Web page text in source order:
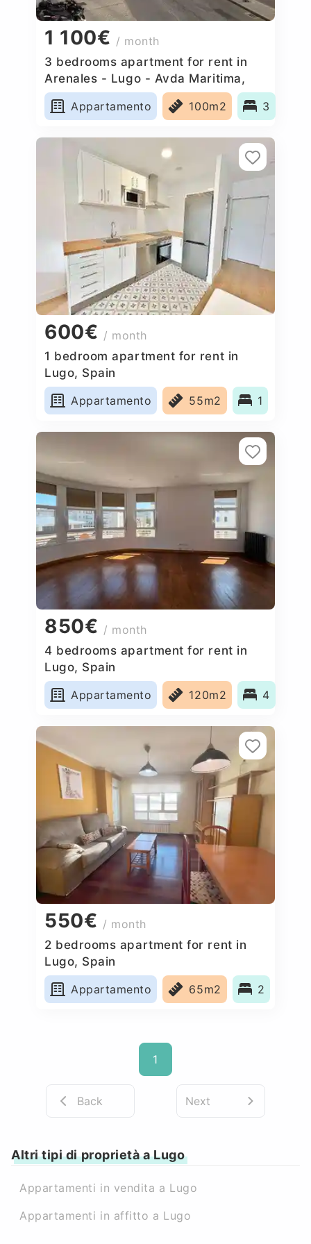
1 100€ / month
3 bedrooms apartment for rent in
Arenales - Lugo - Avda Maritima,
Spain
Appartamento
100m2 3
600€ / month
1 bedroom apartment for rent in
Lugo, Spain
Appartamento
55m2 1
850€ / month
4 bedrooms apartment for rent in
Lugo, Spain
Appartamento
120m2 4
550€ / month
2 bedrooms apartment for rent in
Lugo, Spain
Appartamento
65m2 2
1
Back Next
Altri tipi di proprietà a Lugo
Appartamenti in vendita a Lugo
Appartamenti in affitto a Lugo